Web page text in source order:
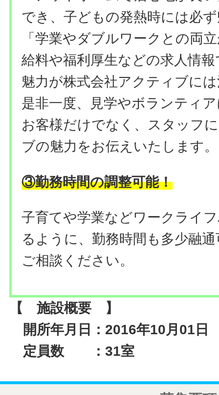
でき、子どもの発熱時には必
「学業やダブルワークとの両
給料や福利厚生などの求人情
魅力が株式会社アクティブに
是非一度、見学やボランティ
お客様だけでなく、スタッフ
ブの魅力をお伝えいたします。
③勤務時間の調整可能！
子育てや学業などワークライ
るように、勤務時間も多少融
ご相談ください。
【 施設概要 】
開所年月日：2016年10月01日
定員数 ：31室